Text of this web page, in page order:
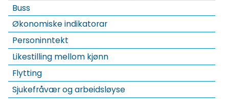
Buss
Økonomiske indikatorar
Personinntekt
Likestilling mellom kjønn
Flytting
Sjukefråvær og arbeidsløyse